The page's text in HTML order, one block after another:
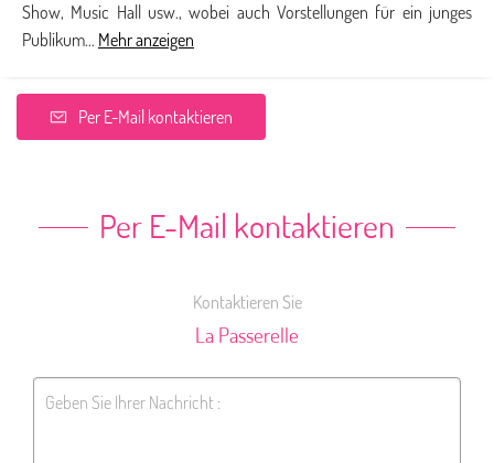
Show, Music Hall usw., wobei auch Vorstellungen für ein junges
Publikum... Mehr anzeigen
Per E-Mail kontaktieren
Per E-Mail kontaktieren
Kontaktieren Sie
La Passerelle